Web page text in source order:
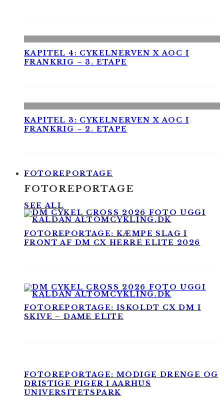
KAPITEL 4: CYKELNERVEN X AOC I
FRANKRIG – 3. ETAPE
KAPITEL 3: CYKELNERVEN X AOC I
FRANKRIG – 2. ETAPE
FOTOREPORTAGE
FOTOREPORTAGE
SEE ALL
FOTOREPORTAGE: KÆMPE SLAG I
FRONT AF DM CX HERRE ELITE 2026
FOTOREPORTAGE: ISKOLDT CX DM I
SKIVE – DAME ELITE
FOTOREPORTAGE: MODIGE DRENGE OG
DRISTIGE PIGER I AARHUS
UNIVERSITETSPARK